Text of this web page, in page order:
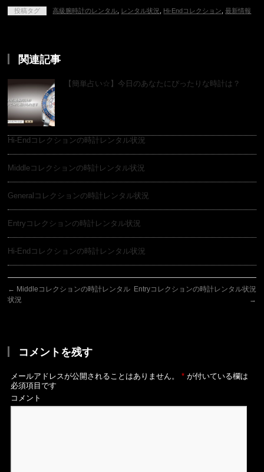
投稿タグ 高級腕時計のレンタル レンタル状況 Hi-Endコレクション ,最新情報
関連記事
【簡単占い☆】今日のあなたにぴったりな時計は？
Hi-Endコレクションの時計レンタル状況
Middleコレクションの時計レンタル状況
Generalコレクションの時計レンタル状況
Entryコレクションの時計レンタル状況
Hi-Endコレクションの時計レンタル状況
← Middleコレクションの時計レンタル
状況
Entryコレクションの時計レンタル状況
→
コメントを残す
メールアドレスが公開されることはありません。 * が付いている欄は
必須項目です
コメント